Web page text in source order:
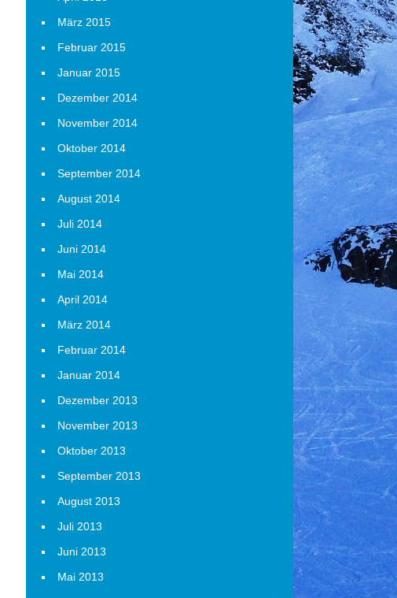
März 2015
Februar 2015
Januar 2015
Dezember 2014
November 2014
Oktober 2014
September 2014
August 2014
Juli 2014
Juni 2014
Mai 2014
April 2014
März 2014
Februar 2014
Januar 2014
Dezember 2013
November 2013
Oktober 2013
September 2013
August 2013
Juli 2013
Juni 2013
Mai 2013